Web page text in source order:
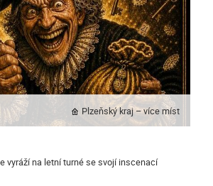
Plzeňský kraj – více míst
vyráží na letní turné se svojí inscenací